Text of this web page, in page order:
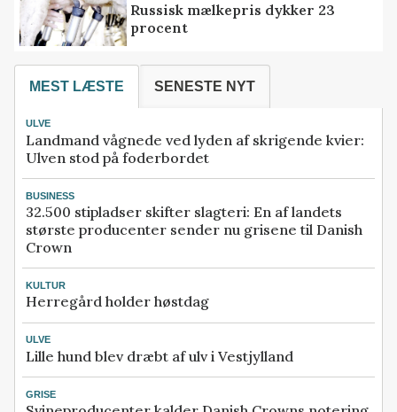
Russisk mælkepris dykker 23
procent
MEST LÆSTE SENESTE NYT
ULVE
Landmand vågnede ved lyden af skrigende kvier:
Ulven stod på foderbordet
BUSINESS
32.500 stipladser skifter slagteri: En af landets
største producenter sender nu grisene til Danish
Crown
KULTUR
Herregård holder høstdag
ULVE
Lille hund blev dræbt af ulv i Vestjylland
GRISE